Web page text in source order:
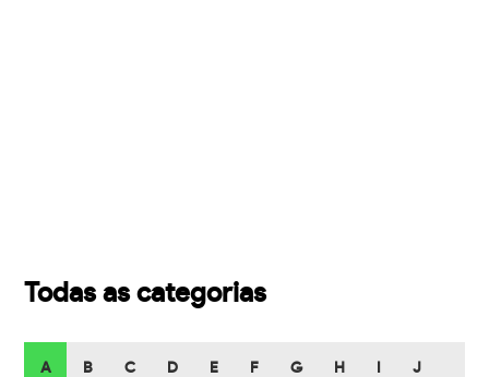
Todas as categorias
A B C D E F G H J